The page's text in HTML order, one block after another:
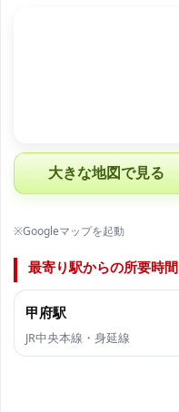
大きな地図で見る
※Googleマップを起動
最寄り駅からの所要時間
甲府駅
JR中央本線・身延線